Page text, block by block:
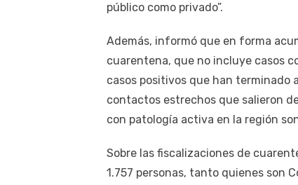
público como privado”.
Además, informó que en forma
cuarentena, que no incluye casos
casos positivos que han terminado
contactos estrechos que salieron
con patología activa en la región
Sobre las fiscalizaciones de
1.757 personas, tanto quienes son